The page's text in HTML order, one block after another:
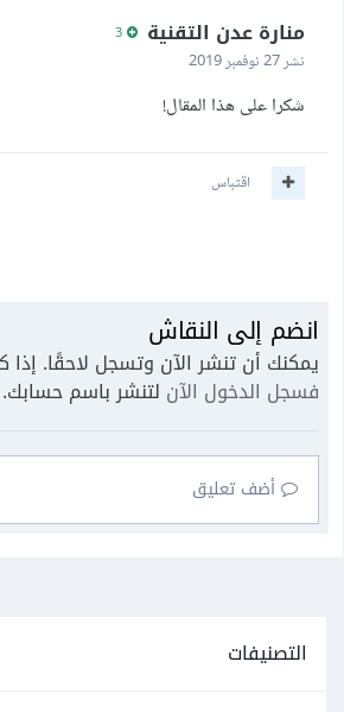
منارة عدن التقنية
نشر27 نوفمبر 2019
شكرا على هذا المقال!
اقتباس
انضم إلى النقاش
يمكنك أن تنشر الآن وتسجل لاحقًا.
فسجل الدخول الآن لتنشر باسم حسابك.
أضف تعليق
التصنيفات